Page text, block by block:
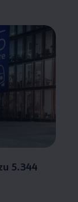
5.344